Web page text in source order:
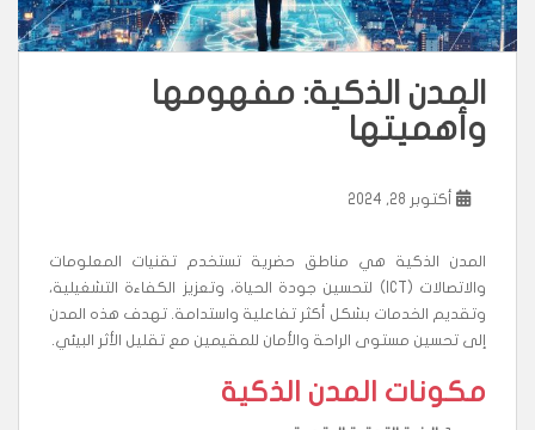
المدن الذكية: مفهومها
وأهميتها
أكتوبر 28, 2024
المدن الذكية هي مناطق حضرية تستخدم تقنيات المعلومات
والاتصالات (ICT) لتحسين جودة الحياة، وتعزيز الكفاءة التشغيلية،
وتقديم الخدمات بشكل أكثر تفاعلية واستدامة. تهدف هذه المدن
إلى تحسين مستوى الراحة والأمان للمقيمين مع تقليل الأثر البيئي.
مكونات المدن الذكية